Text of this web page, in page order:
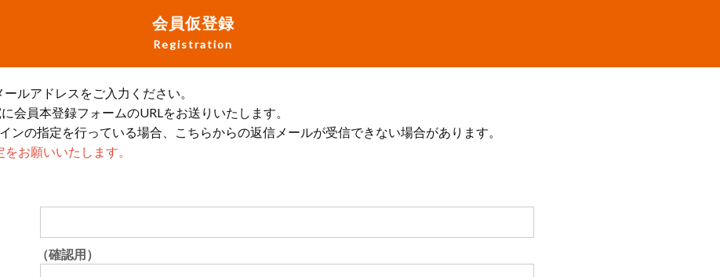
会員仮登録
Registration
ルアドレスをご入力ください。
会員本登録フォームのURLをお送りいたします。
の指定を行っている場合、こちらからの返信メールが受信できない場合があります。
お願いいたします。
（確認用）